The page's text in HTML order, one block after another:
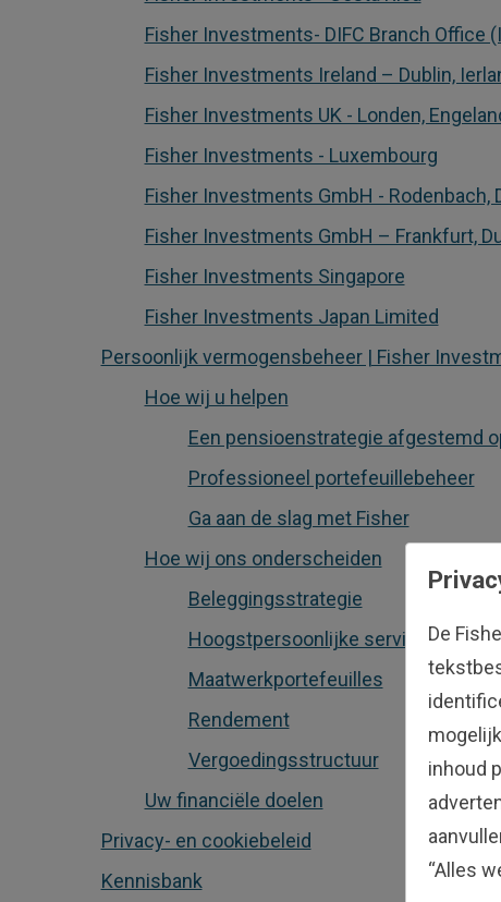
Fisher Investments- DIFC Branch Office
Fisher Investments Ireland – Dublin,
Fisher Investments UK - Londen,
Fisher Investments - Luxembourg
Fisher Investments GmbH - Rodenbach,
Fisher Investments GmbH – Frankfurt,
Fisher Investments Singapore
Fisher Investments Japan Limited
Persoonlijk vermogensbeheer | Fisher
Hoe wij u helpen
Een pensioenstrategie afgestemd
Professioneel portefeuillebeheer
Ga aan de slag met Fisher
Hoe wij ons onderscheiden
Beleggingsstrategie
Hoogstpersoonlijke service
Maatwerkportefeuilles
Rendement
Vergoedingsstructuur
Uw financiële doelen
Privacy- en cookiebeleid
Kennisbank
De
inhoud
“Alles